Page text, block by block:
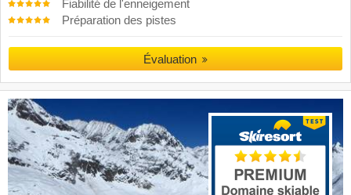
Fiabilité de l'enneigement
Préparation des pistes
Évaluation